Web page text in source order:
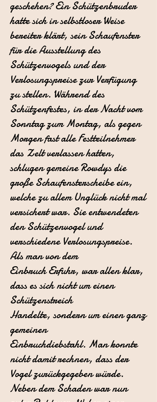
geschehen? Ein Schützenbruder
hatte sich in selbstloser Weise
bereiter klärt, sein Schaufenster
für die Ausstellung des
Schützenvogels und der
Verlosungspreise zur Verfügung
zu stellen. Während des
Schützenfestes, in der Nacht vom
Sonntag zum Montag, als gegen
Morgen fast alle Festteilnehmer
das Zelt verlassen hatten,
schlugen gemeine Rowdys die
große Schaufensterscheibe ein,
welche zu allem Unglück nicht mal
versichert war. Sie entwendeten
den Schützenvogelund
verschiedene Verlosungspreise.
Als man von dem
EinbruchErfuhr, war allen klar,
dass es sich nicht um einen
Schützenstreich
Handelte, sondern um einen ganz
gemeinen
Einbruchdiebstahl. Man konnte
nicht damit rechnen, dass der
Vogel zurückgegeben würde.
Neben dem Schaden war nun